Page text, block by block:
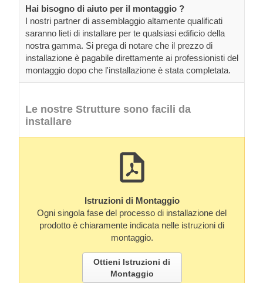
Hai bisogno di aiuto per il montaggio ?
I nostri partner di assemblaggio altamente qualificati
saranno lieti di installare per te qualsiasi edificio della
nostra gamma. Si prega di notare che il prezzo di
installazione è pagabile direttamente ai professionisti del
montaggio dopo che l'installazione è stata completata.
Le nostre Strutture sono facili da
installare
Istruzioni di Montaggio
Ogni singola fase del processo di installazione del
prodotto è chiaramente indicata nelle istruzioni di
montaggio.
Ottieni Istruzioni di
Montaggio